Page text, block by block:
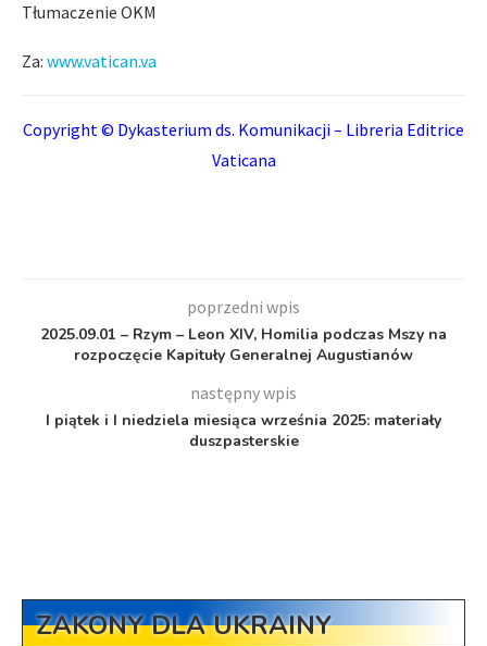
Tłumaczenie OKM
Za: www.vatican.va
Copyright © Dykasterium ds. Komunikacji – Libreria Editrice
Vaticana
poprzedni wpis
2025.09.01 – Rzym – Leon XIV, Homilia podczas Mszy na
rozpoczęcie Kapituły Generalnej Augustianów
następny wpis
I piątek i I niedziela miesiąca września 2025: materiały
duszpasterskie
ZAKONY DLA UKRAINY